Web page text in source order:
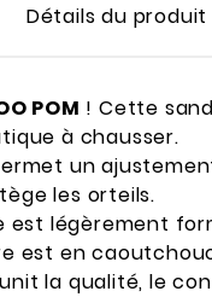
Détails du produit
POM ! Cette
à chausser.
un
les orteils.
est légèrement
est en
la qualité, le